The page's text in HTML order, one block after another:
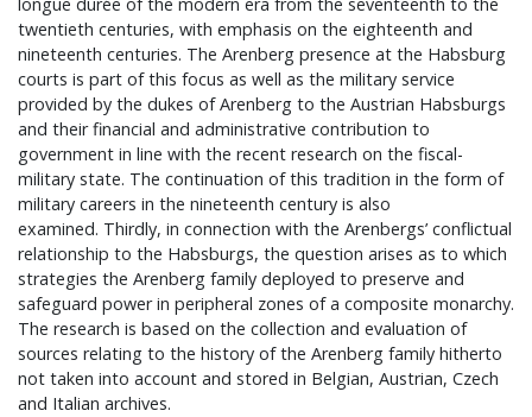
twentieth centuries, with emphasis on the eighteenth and
nineteenth centuries. The Arenberg presence at the Habsburg
courts is part of this focus as well as the military service
provided by the dukes of Arenberg to the Austrian Habsburgs
and their financial and administrative contribution to
government in line with the recent research on the fiscal-
military state. The continuation of this tradition in the form of
military careers in the nineteenth century is also
examined. Thirdly, in connection with the Arenbergs’ conflictual
relationship to the Habsburgs, the question arises as to which
strategies the Arenberg family deployed to preserve and
safeguard power in peripheral zones of a composite monarchy.
The research is based on the collection and evaluation of
sources relating to the history of the Arenberg family hitherto
not taken into account and stored in Belgian, Austrian, Czech
and Italian archives.